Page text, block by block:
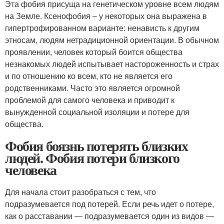
Эта фобия присуща на генетическом уровне всем людям
на Земле. Ксенофобия – у некоторых она выражена в
гипертрофированном варианте: ненависть к другим
этносам, людям нетрадиционной ориентации. В обычном
проявлении, человек который боится общества
незнакомых людей испытывает настороженность и страх
и по отношению ко всем, кто не является его
родственниками. Часто это является огромной
проблемой для самого человека и приводит к
вынужденной социальной изоляции и потере для
общества.
Фобия боязнь потерять близких
людей. Фобия потери близкого
человека
Для начала стоит разобраться с тем, что
подразумевается под потерей. Если речь идет о потере,
как о расставании — подразумевается один из видов —